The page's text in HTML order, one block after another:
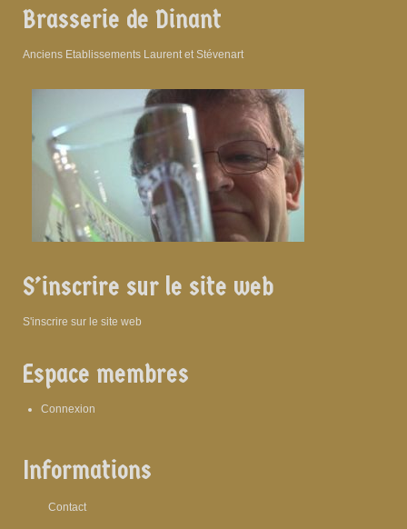
Brasserie de Dinant
Anciens Etablissements Laurent et Stévenart
S’inscrire sur le site web
S'inscrire sur le site web
Espace membres
Connexion
Informations
Contact